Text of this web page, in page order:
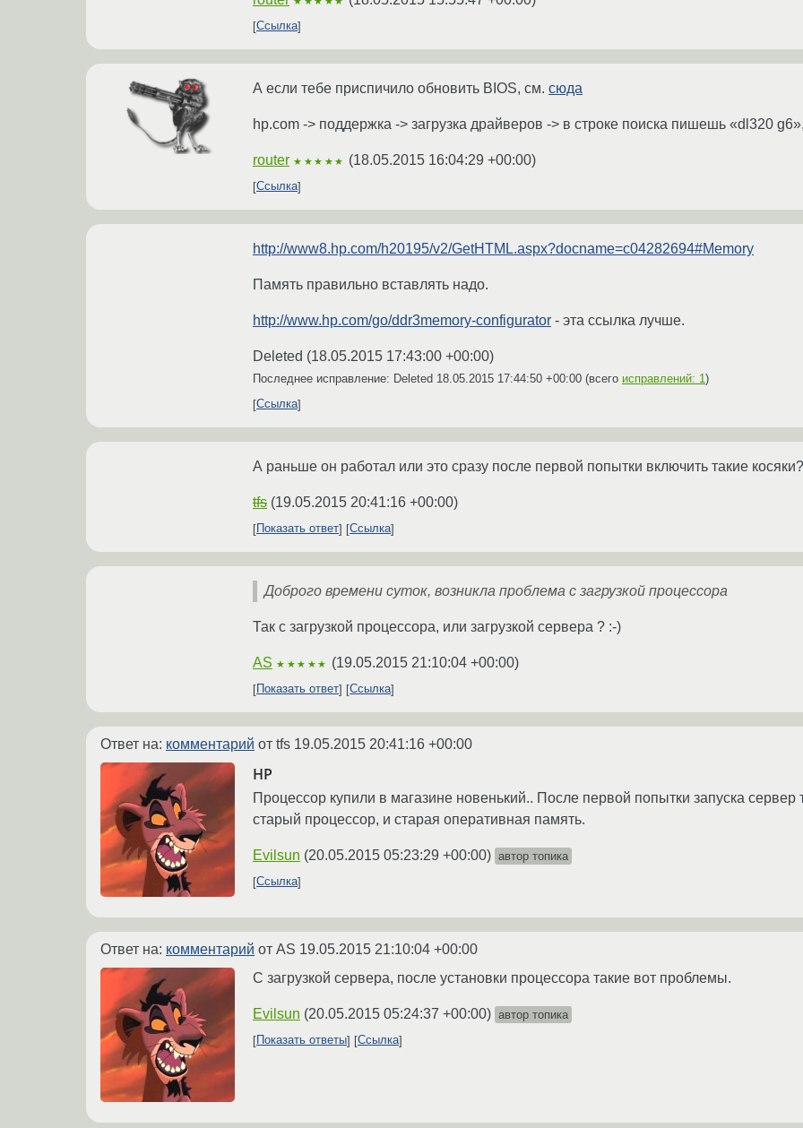
Ссылка
А если тебе приспичило обновить BIOS, см. сюда
hp.com -> поддержка -> загрузка драйверов -> в строке поиска пишешь «dl320
router ★★★★★ (18.05.2015 16:04:29 +00:00)
Ссылка
http://www8.hp.com/h20195/v2/GetHTML.aspx?docname=c04282694#Memory
Память правильно вставлять надо.
http://www.hp.com/go/ddr3memory-configurator - эта ссылка лучше.
Deleted (18.05.2015 17:43:00 +00:00)
Последнее исправление: Deleted 18.05.2015 17:44:50 +00:00 (всего исправлений: 1 )
Ссылка
А раньше он работал или это сразу после первой попытки включить такие косяки?
tfs (19.05.2015 20:41:16 +00:00)
Показать ответ Ссылка
Доброго времени суток, возникла проблема с загрузкой процессора
Так с загрузкой процессора, или загрузкой сервера ? :-)
AS ★★★★★ (19.05.2015 21:10:04 +00:00)
Показать ответ Ссылка
Ответ на: комментарий от tfs 19.05.2015 20:41:16 +00:00
HP
Процессор купили в магазине новенький.. После первой попытки запуска сервер
старый процессор, и старая оперативная память.
Evilsun (20.05.2015 05:23:29 +00:00) автор топика
Ссылка
Ответ на: комментарий от AS 19.05.2015 21:10:04 +00:00
С загрузкой сервера, после установки процессора такие вот проблемы.
Evilsun (20.05.2015 05:24:37 +00:00) автор топика
Показать ответы
Ссылка